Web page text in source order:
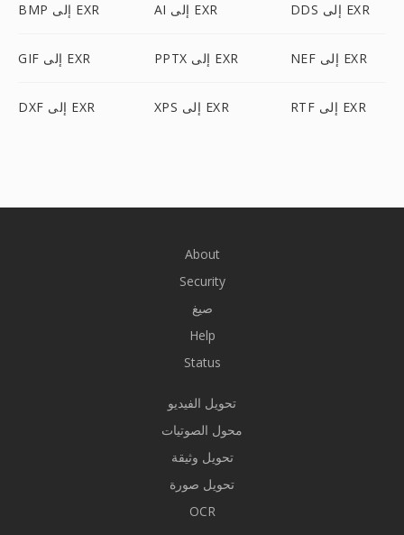
BMP إلى EXR AI إلى EXR DDS إلى EXR
GIF إلى EXR PPTX إلى EXR NEF إلى EXR
DXF إلى EXR XPS إلى EXR RTF إلى EXR
About
Security
صيغ
Help
Status
تحويل الفيديو
محول الصوتيات
تحويل وثيقة
تحويل صورة
OCR